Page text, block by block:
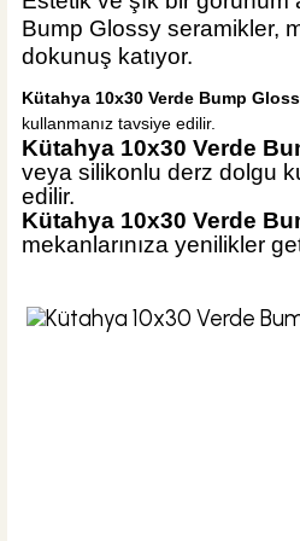
Bump Glossy seramikler,
dokunuş katıyor.
Kütahya 10x30 Verde Bump
kullanmanız tavsiye edilir.
Kütahya 10x30 Verde
veya silikonlu derz dolgu
edilir.
Kütahya 10x30 Verde
mekanlarınıza yenilikler